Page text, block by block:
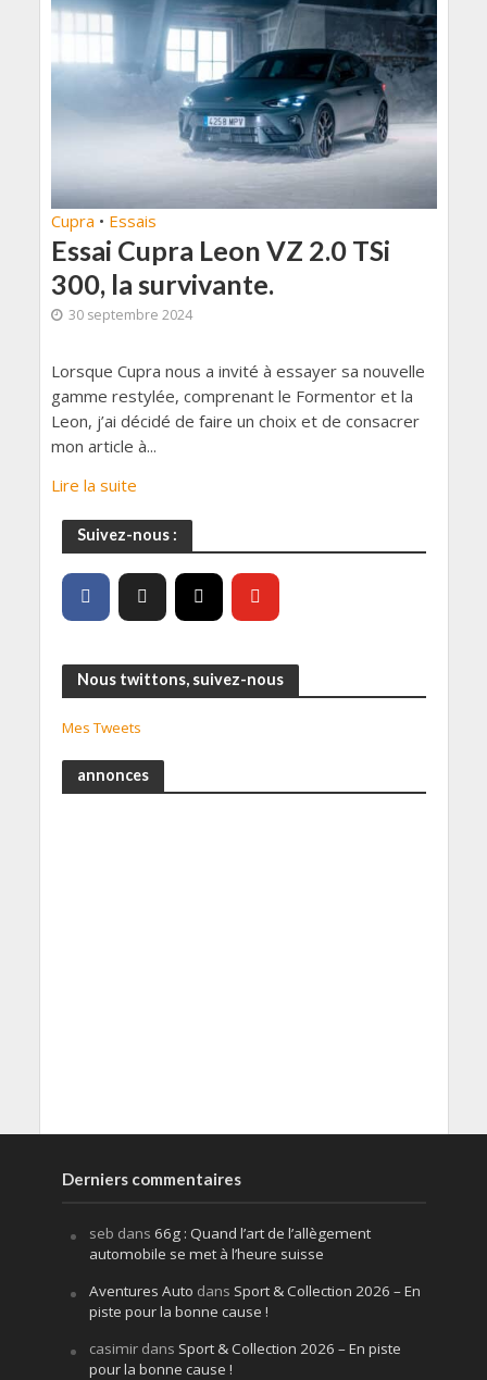
Cupra • Essais
Essai Cupra Leon VZ 2.0 TSi
300, la survivante.
30 septembre 2024
Lorsque Cupra nous a invité à essayer sa nouvelle
gamme restylée, comprenant le Formentor et la
Leon, j’ai décidé de faire un choix et de consacrer
mon article à...
Lire la suite
Suivez-nous :
Nous twittons, suivez-nous
Mes Tweets
annonces
Derniers commentaires
seb dans 66g : Quand l’art de l’allègement
automobile se met à l’heure suisse
Aventures Auto dans Sport & Collection 2026 – En
piste pour la bonne cause !
casimirdans Sport & Collection 2026 – En piste
pour la bonne cause !